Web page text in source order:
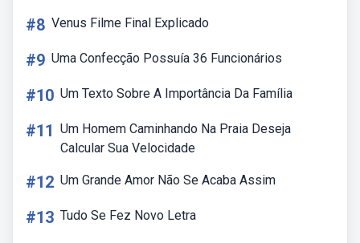
#8 Venus Filme Final Explicado
#9 Uma Confecção Possuía 36 Funcionários
#10 Um Texto Sobre A Importância Da Família
#11 Um Homem Caminhando Na Praia Deseja
Calcular Sua Velocidade
#12 Um Grande Amor Não Se Acaba Assim
#13 Tudo Se Fez Novo Letra